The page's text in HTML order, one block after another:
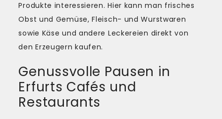
Produkte interessieren. Hier kann man frisches
Obst und Gemüse, Fleisch- und Wurstwaren
sowie Käse und andere Leckereien direkt von
den Erzeugern kaufen.
Genussvolle Pausen in
Erfurts Cafés und
Restaurants